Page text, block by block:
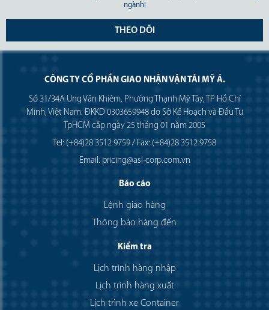
ngành!
THEO DÕI
CÔNG TY CỔ PHẦN GIAO NHẬN VẬN TẢI MỸ Á.
Số 31/34A Ung Văn Khiêm, Phường Thạnh Mỹ Tây, TP Hồ Chí
Minh, Việt Nam. ĐKKD 0303659948 do Sở Kế Hoạch và Đầu Tư
TpHCM cấp ngày 25 tháng 01 năm 2005
Tel: (+84)28 3512 9759 / Fax: (+84)28 3512 9758
Email: pricing@asl-corp.com.vn
Báo cáo
Lệnh giao hàng
Thông báo hàng đến
Kiểm tra
Lịch trình hàng nhập
Lịch trình hàng xuất
Lịch trình xe Container